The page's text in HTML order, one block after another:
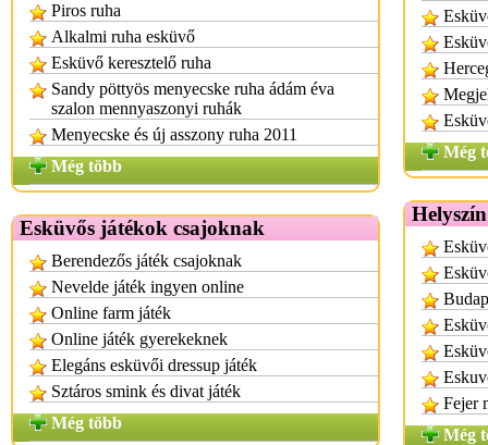
Piros ruha
Alkalmi ruha esküvő
Esküvő keresztelő ruha
Sandy pöttyös menyecske ruha ádám éva
szalon mennyaszonyi ruhák
Menyecske és új asszony ruha 2011
Még több
Esküvős játékok csajoknak
Berendezős játék csajoknak
Nevelde játék ingyen online
Online farm játék
Online játék gyerekeknek
Elegáns esküvői dressup játék
Sztáros smink és divat játék
Még több
Még
Fejer
Még